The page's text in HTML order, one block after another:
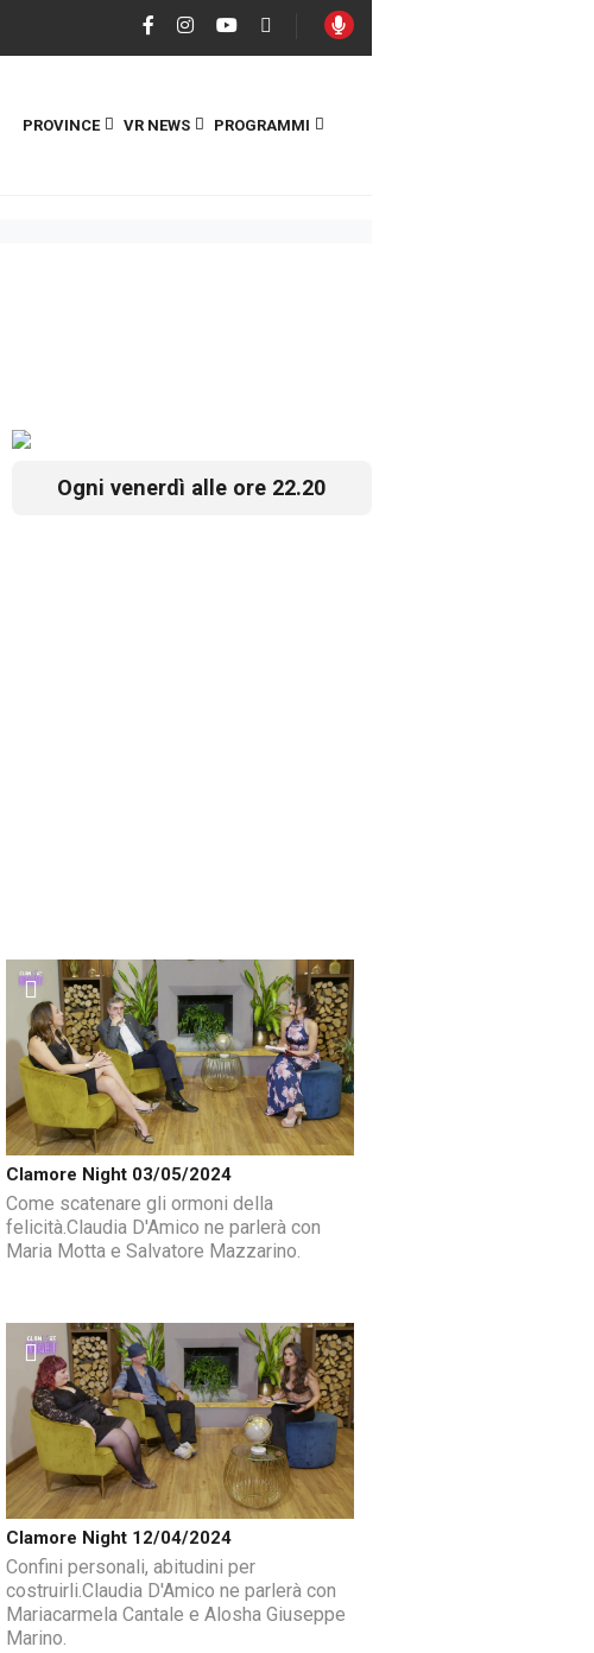
PROVINCE VR NEWS PROGRAMMI
Ogni venerdì alle ore 22.20
Clamore Night 03/05/2024
Come scatenare gli ormoni della
felicità.Claudia D'Amico ne parlerà con
Maria Motta e Salvatore Mazzarino.
Clamore Night 12/04/2024
Confini personali, abitudini per
costruirli.Claudia D'Amico ne parlerà con
Mariacarmela Cantale e Alosha Giuseppe
Marino.